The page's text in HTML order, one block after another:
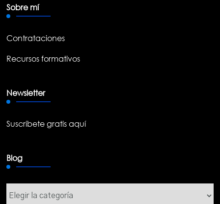
Sobre mí
Contrataciones
Recursos formativos
Newsletter
Suscríbete gratis aquí
Blog